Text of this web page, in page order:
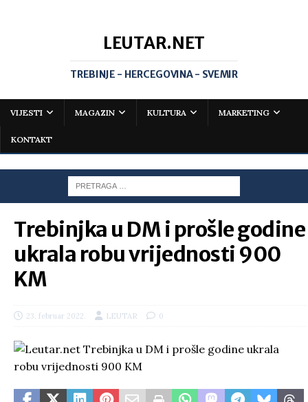
LEUTAR.NET
TREBINJE - HERCEGOVINA - SVEMIR
VIJESTI MAGAZIN KULTURA MARKETING
KONTAKT
Trebinjka u DM i prošle godine
ukrala robu vrijednosti 900
KM
23. februar 2022. LEUTAR 0